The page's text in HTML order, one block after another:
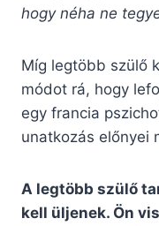
hogy néha ne
Míg legtöbb szülő
módot rá, hogy
egy francia
unatkozás előnyei
A legtöbb szülő
kell üljenek. Ön